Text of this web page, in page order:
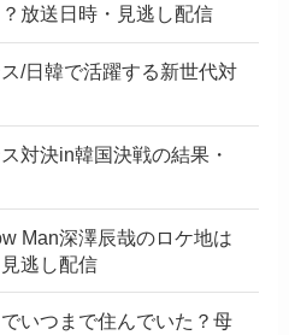
放送日時・見逃し配信
/日韓で活躍する新世代対
対決in韓国決戦の結果・
Man深澤辰哉のロケ地は
逃し配信
いつまで住んでいた？母